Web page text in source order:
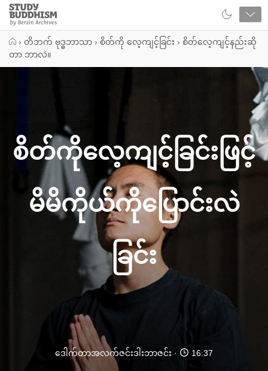
Close
Study
Buddhism
Home
› တိဘက် ဗုဒ္ဓဘာသာ › စိတ်ကို လေ့ကျင့်ခြင်း › စိတ်လေ့ကျင့်နည်းဆို
တာ ဘာလဲ။
စိတ်ကိုလေ့ကျင့်ခြင်းဖြင့်
မိမိကိုယ်ကိုပြောင်းလဲ
ခြင်း
ဒေါက်တာအလက်ဇင်းဒါးဘာဇင်း 16:37